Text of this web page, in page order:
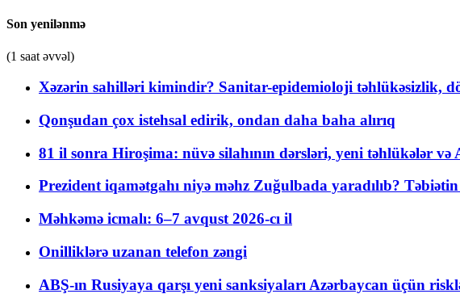
Son yenilənmə
(1 saat əvvəl)
Xəzərin sahilləri kimindir? Sanitar-epidemioloji təhlükəsizlik,
Qonşudan çox istehsal edirik, ondan daha baha alırıq
81 il sonra Hiroşima: nüvə silahının dərsləri, yeni təhlükələr və
Prezident iqamətgahı niyə məhz Zuğulbada yaradılıb?
Məhkəmə icmalı: 6–7 avqust 2026-cı il
Onilliklərə uzanan telefon zəngi
ABŞ-ın Rusiyaya qarşı yeni sanksiyaları Azərbaycan üçün